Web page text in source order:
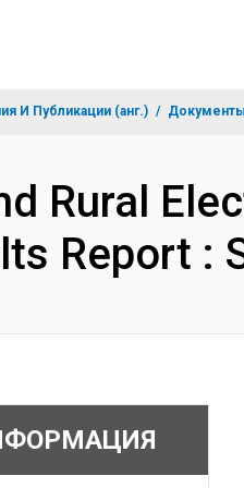
И Публикации (анг.)
Rural
Report :